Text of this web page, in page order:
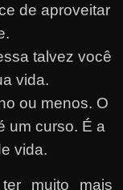
de aproveitar
talvez você
vida.
ou menos. O
um curso. É a
vida.
muito mais